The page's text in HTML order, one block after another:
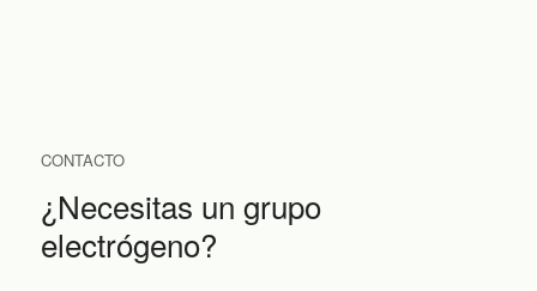
CONTACTO
¿Necesitas un grupo
electrógeno?